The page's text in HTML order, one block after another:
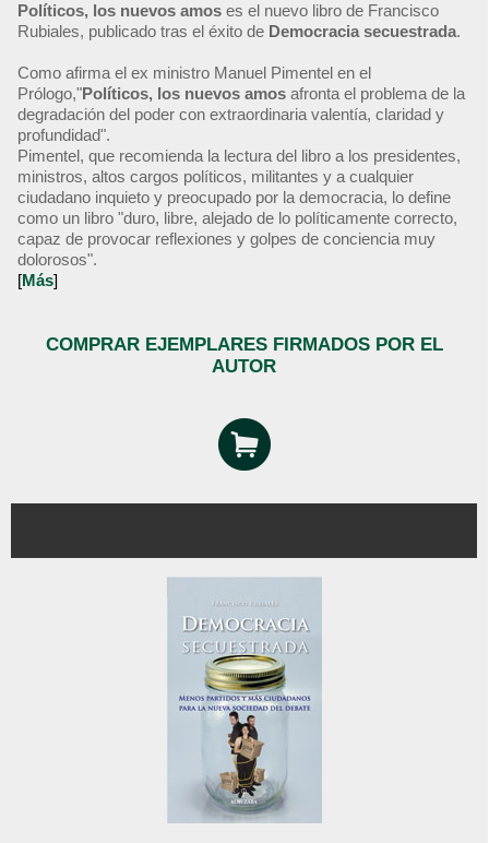
Políticos, los nuevos amos es el nuevo libro de Francisco
Rubiales, publicado tras el éxito de Democracia secuestrada.
Como afirma el ex ministro Manuel Pimentel en el
Prólogo,"Políticos, los nuevos amos afronta el problema de la
degradación del poder con extraordinaria valentía, claridad y
profundidad".
Pimentel, que recomienda la lectura del libro a los presidentes,
ministros, altos cargos políticos, militantes y a cualquier
ciudadano inquieto y preocupado por la democracia, lo define
como un libro "duro, libre, alejado de lo políticamente correcto,
capaz de provocar reflexiones y golpes de conciencia muy
dolorosos".
[Más]
COMPRAR EJEMPLARES FIRMADOS POR EL
AUTOR